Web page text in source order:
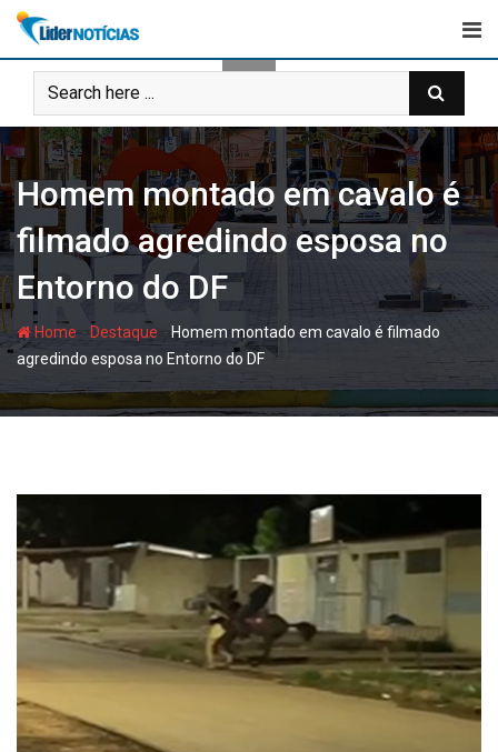
Skip
content
Homem montado em cavalo é
filmado agredindo esposa no
Entorno do DF
Home - Destaque - Homem montado em cavalo é filmado
agredindo esposa no Entorno do DF